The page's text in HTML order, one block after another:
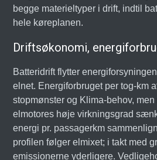
begge materieltyper i drift, indtil
hele køreplanen.
Driftsøkonomi,
Batteridrift flytter
elnet. Energiforbruget per tog-km
stopmønster og Klima-behov,
elmotores høje virkningsgrad
energi pr. passagerkm
profilen følger elmixet; i takt med
emissionerne yderligere.